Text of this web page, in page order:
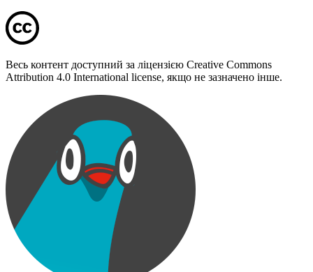
Весь контент доступний за ліцензією Creative Commons
Attribution 4.0 International license, якщо не зазначено інше.